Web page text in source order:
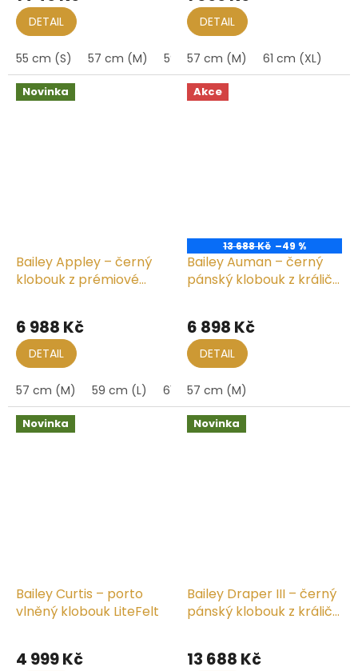
DETAIL
55 cm (S) 57 cm (M) 59 cm (L) 61 cm (XL)
je
5,0
5
hvězdiček.
DETAIL
57 cm (M) 61 cm (XL)
Novinka
Bailey Appley – černý
klobouk z prémiové
6 988 Kč
DETAIL
57 cm (M) 59 cm (L) 61 cm (XL)
Akce
13 688 Kč –49 %
Bailey Auman – černý
pánský klobouk z králičí
6 898 Kč
DETAIL
57 cm (M)
Novinka
Bailey Curtis – porto
vlněný klobouk LiteFelt
4 999 Kč
Novinka
Bailey Draper III – černý
pánský klobouk z králičí
13 688 Kč